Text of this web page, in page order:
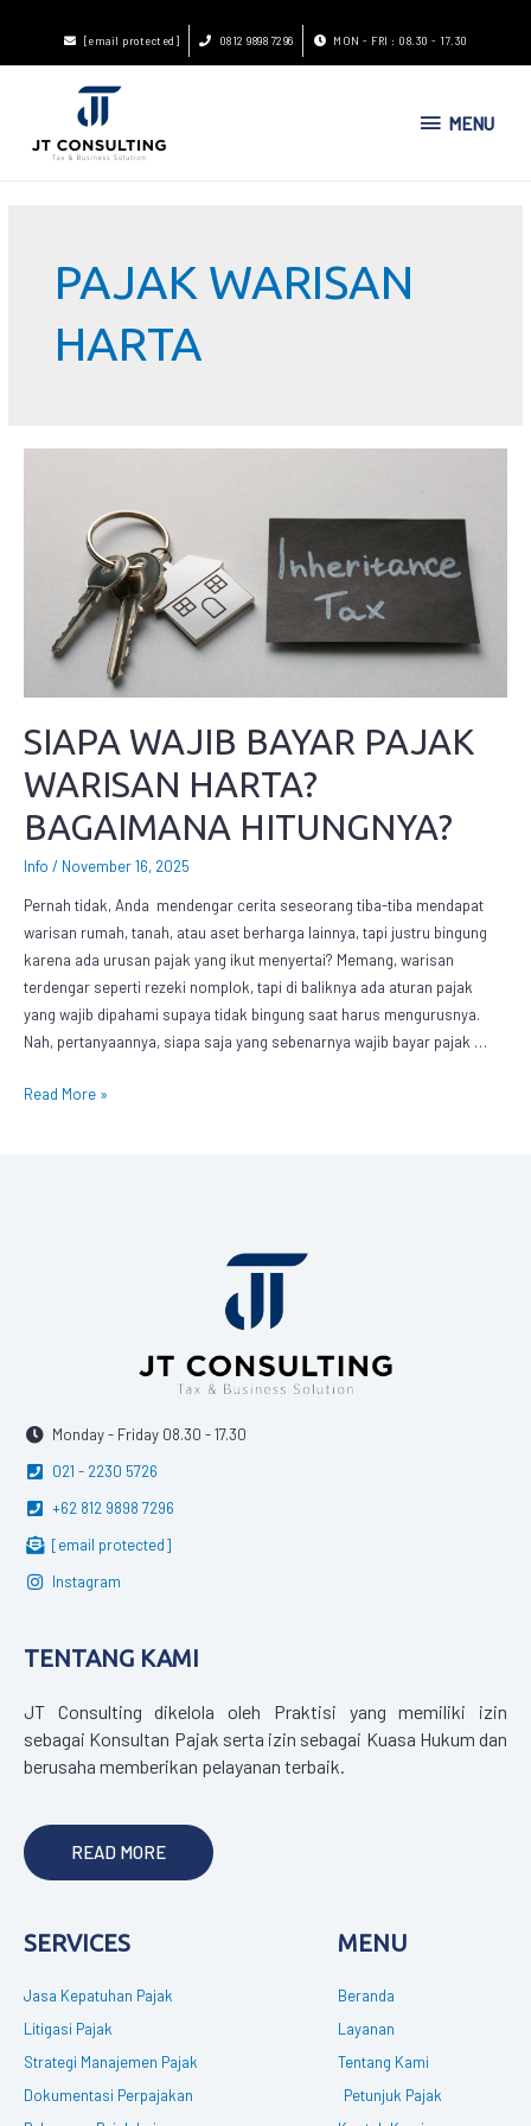
[email protected] 0812 9898 7296 MON - FRI : 08.30 - 17.30
MENU
PAJAK WARISAN
HARTA
SIAPA WAJIB BAYAR PAJAK
WARISAN HARTA?
BAGAIMANA HITUNGNYA?
Info / November 16, 2025
Pernah tidak, Anda mendengar cerita seseorang tiba-tiba mendapat
warisan rumah, tanah, atau aset berharga lainnya, tapi justru bingung
karena ada urusan pajak yang ikut menyertai? Memang, warisan
terdengar seperti rezeki nomplok, tapi di baliknya ada aturan pajak
yang wajib dipahami supaya tidak bingung saat harus mengurusnya.
Nah, pertanyaannya, siapa saja yang sebenarnya wajib bayar pajak …
Read More »
Monday - Friday 08.30 - 17.30
021 - 2230 5726
+62 812 9898 7296
[email protected]
Instagram
TENTANG KAMI
JT Consulting dikelola oleh Praktisi yang memiliki izin
sebagai Konsultan Pajak serta izin sebagai Kuasa Hukum dan
berusaha memberikan pelayanan terbaik.
READ MORE
SERVICES
Jasa Kepatuhan Pajak
Litigasi Pajak
Strategi Manajemen Pajak
Dokumentasi Perpajakan
MENU
Beranda
Layanan
Tentang Kami
Petunjuk Pajak